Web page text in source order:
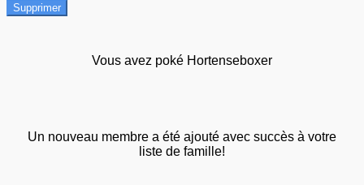
Supprimer
Vous avez poké Hortenseboxer
Un nouveau membre a été ajouté avec succès à votre
liste de famille!